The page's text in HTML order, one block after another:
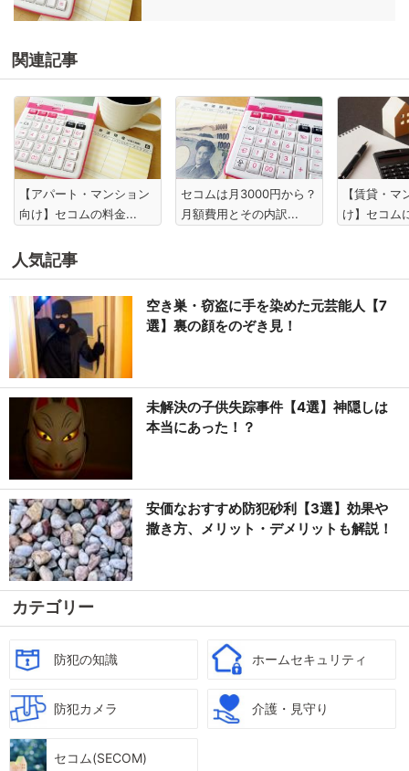
関連記事
【アパート・マンション
向け】セコムの料金...
セコムは月3000円から？
月額費用とその内訳...
【賃貸・マ
け】セコム
人気記事
空き巣・窃盗に手を染めた元芸能人【7
選】裏の顔をのぞき見！
未解決の子供失踪事件【4選】神隠しは
本当にあった！？
安価なおすすめ防犯砂利【3選】効果や
撒き方、メリット・デメリットも解説！
カテゴリー
防犯の知識 ホームセキュリティ
防犯カメラ 介護・見守り
セコム(SECOM)